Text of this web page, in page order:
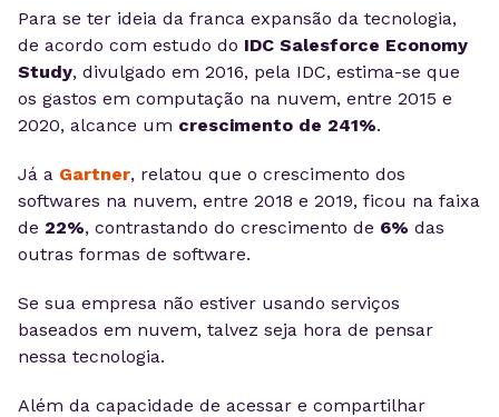
Para se ter ideia da franca expansão da tecnologia,
de acordo com estudo do IDC Salesforce Economy
Study, divulgado em 2016, pela IDC, estima-se que
os gastos em computação na nuvem, entre 2015 e
2020, alcance um crescimento de 241%.
Já a Gartner, relatou que o crescimento dos
softwares na nuvem, entre 2018 e 2019, ficou na faixa
de 22%, contrastando do crescimento de 6% das
outras formas de software.
Se sua empresa não estiver usando serviços
baseados em nuvem, talvez seja hora de pensar
nessa tecnologia.
Além da capacidade de acessar e compartilhar